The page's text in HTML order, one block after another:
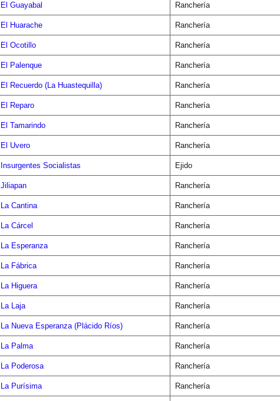
El Guayabal Ranchería
El Huarache Ranchería
El Ocotillo Ranchería
El Palenque Ranchería
El Recuerdo (La Huastequilla) Ranchería
El Reparo Ranchería
El Tamarindo Ranchería
El Uvero Ranchería
Insurgentes Socialistas Ejido
Jiliapan Ranchería
La Cantina Ranchería
La Cárcel Ranchería
La Esperanza Ranchería
La Fábrica Ranchería
La Higuera Ranchería
La Laja Ranchería
La Nueva Esperanza (Plácido Ríos) Ranchería
La Palma Ranchería
La Poderosa Ranchería
La Purísima Ranchería